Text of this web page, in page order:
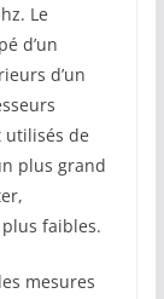
Le
d’un
d’un
utilisés de
plus grand
faibles.
mesures